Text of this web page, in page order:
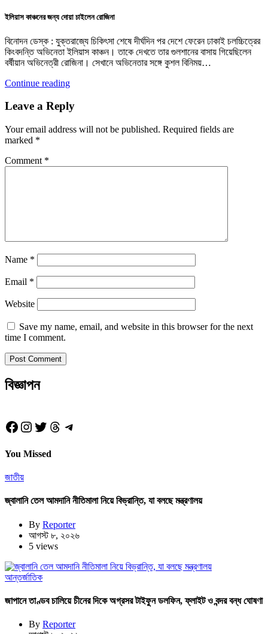
ইলিয়াস কাঞ্চনের জন্য দোয়া চাইলেন রোজিনা
বিনোদন ডেস্ক : যুক্তরাজ্যে চিকিৎসা শেষে দীর্ঘদিন পর দেশে ফেরেন ঢাকাই চলচ্চিত্রের
কিংবদন্তি অভিনেতা ইলিয়াস কাঞ্চন। তাকে দেখতে তার গুলশানের বাসায় গিয়েছিলেন
বর্ষীয়ান অভিনেত্রী রোজিনা। সেখানে অভিনেতার সঙ্গে কুশল বিনিময়…
Continue reading
Leave a Reply
Your email address will not be published. Required fields are
marked *
Comment *
Name *
Email *
Website
Save my name, email, and website in this browser for the next
time I comment.
বিজ্ঞাপন
Facebook
Instagram
Twitter
Threads
Telegram
You Missed
জাতীয়
জ্বালানি তেল আমদানি নীতিমালা নিয়ে বিভ্রান্তি, যা বলছে মন্ত্রণালয়
By Reporter
আগস্ট ৮, ২০২৬
5 views
আন্তর্জাতিক
জাপানে তাণ্ডব চালিয়ে চীনের দিকে অগ্রসর টাইফুন ডলফিন, ফ্লাইট ও বন্দর বন্ধ ঘোষণা
By Reporter